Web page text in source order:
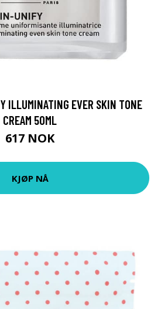
ILLUMINATING EVER SKIN TONE
CREAM 50ML
617 NOK
KJØP NÅ